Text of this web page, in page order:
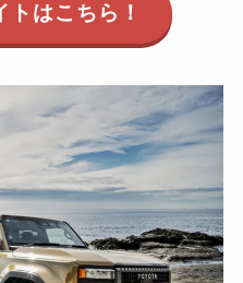
はこちら！